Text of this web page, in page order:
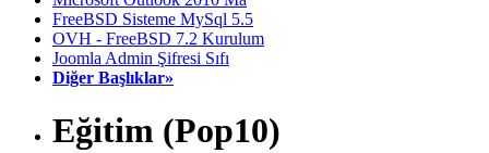
FreeBSD Sisteme MySql 5.5
OVH - FreeBSD 7.2 Kurulum
Joomla Admin Şifresi Sıfı
Diğer Başlıklar»
Eğitim (Pop10)